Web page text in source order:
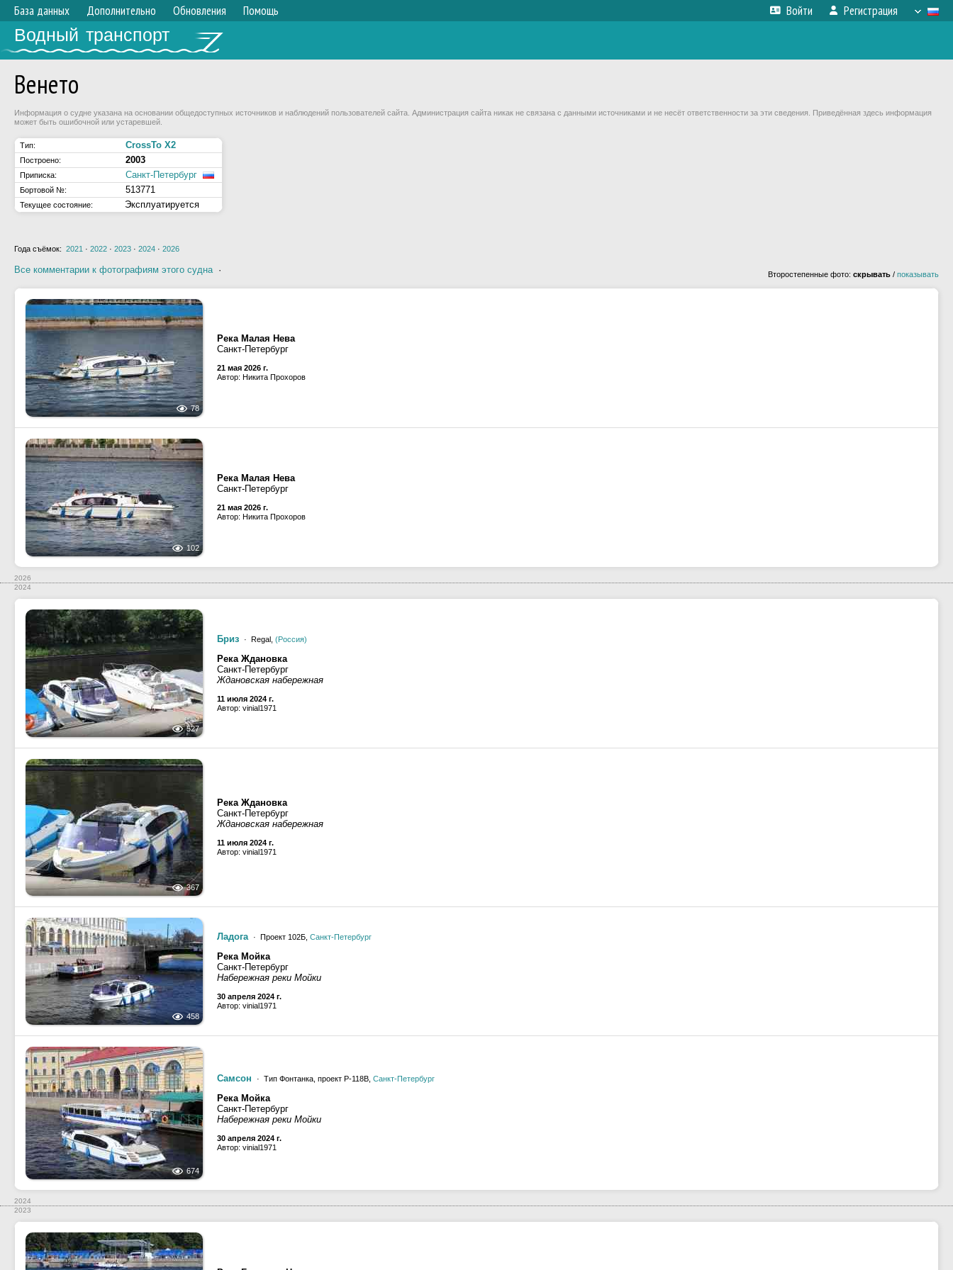
База данных Дополнительно Обновления Помощь Войти Регистрация
Водный транспорт
Венето
Информация о судне указана на основании общедоступных источников и наблюдений пользователей сайта. Администрация сайта никак не связана с данными источниками и не несёт ответственности за эти сведения. Приведённая здесь информация
может быть ошибочной или устаревшей.
Тип: CrossTo X2
Построено: 2003
Приписка: Санкт-Петербург
Бортовой №: 513771
Текущее состояние: Эксплуатируется
Года съёмок: 2021 · 2022 · 2023 · 2024 · 2026
Все комментарии к фотографиям этого судна· Второстепенные фото: скрывать / показывать
78
Река Малая Нева
Санкт-Петербург
21 мая 2026 г.
Автор: Никита Прохоров
102
Река Малая Нева
Санкт-Петербург
21 мая 2026 г.
Автор: Никита Прохоров
2026
2024
527
Бриз · Regal, (Россия)
Река Ждановка
Санкт-Петербург
Ждановская набережная
11 июля 2024 г.
Автор: vinial1971
367
Река Ждановка
Санкт-Петербург
Ждановская набережная
11 июля 2024 г.
Автор: vinial1971
458
Ладога · Проект 102Б, Санкт-Петербург
Река Мойка
Санкт-Петербург
Набережная реки Мойки
30 апреля 2024 г.
Автор: vinial1971
674
Самсон · Тип Фонтанка, проект Р-118В, Санкт-Петербург
Река Мойка
Санкт-Петербург
Набережная реки Мойки
30 апреля 2024 г.
Автор: vinial1971
2024
2023